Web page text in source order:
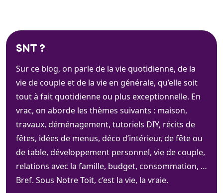
SNT ?
Sur ce blog, on parle de la vie quotidienne, de la
vie de couple et de la vie en générale, qu’elle soit
tout à fait quotidienne ou plus exceptionnelle. En
vrac, on aborde les thèmes suivants : maison,
travaux, déménagement, tutoriels DIY, récits de
fêtes, idées de menus, déco d’intérieur, de fête ou
de table, développement personnel, vie de couple,
relations avec la famille, budget, consommation, …
Bref. Sous Notre Toit, c’est la vie, la vraie.